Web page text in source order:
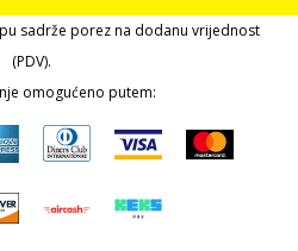
sadrže porez na dodanu vrijednost
(PDV).
omogućeno putem: